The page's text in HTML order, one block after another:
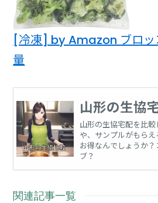
[冷凍] by Amazon ブロッ
量
山形の生協
山形の生協宅配を比
や、サンプルがもら
お得なんでしょうか
ブ？
関連記事一覧